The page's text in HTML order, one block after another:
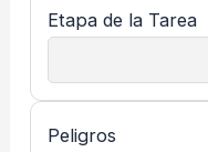
Etapa de la Tarea
Peligros